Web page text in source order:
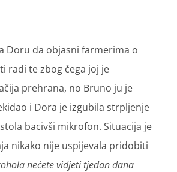
Doru da objasni farmerima o
radi te zbog čega joj je
prehrana, no Bruno ju je
i Dora je izgubila strpljenje
bacivši mikrofon. Situacija je
nikako nije uspijevala pridobiti
nećete vidjeti tjedan dana